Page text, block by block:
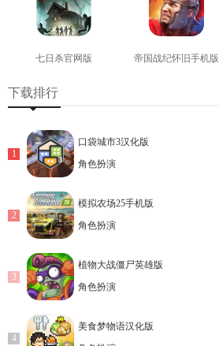
七日杀官网版 帝国战纪怀旧手机版
下载排行
口袋城市3汉化版
角色扮演
模拟农场25手机版
角色扮演
植物大战僵尸英雄版
角色扮演
美食梦物语汉化版